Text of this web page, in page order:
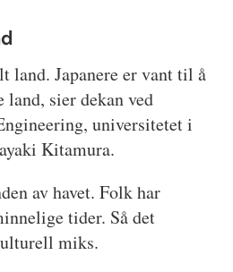
land. Japanere er vant til å
sier dekan ved
universitetet i
Kitamura.
av havet. Folk har
tider. Så det
miks.